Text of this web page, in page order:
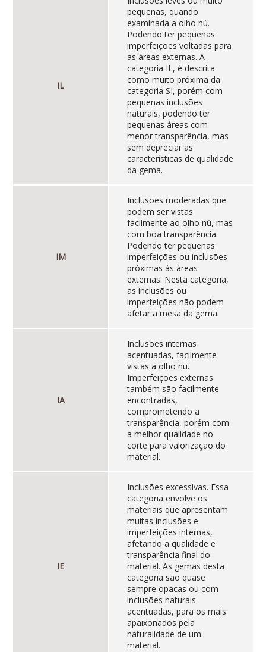
IL
pequenas, quando
examinada a olho nú.
Podendo ter pequenas
imperfeições voltadas para
as áreas externas. A
categoria IL, é descrita
como muito próxima da
categoria SI, porém com
pequenas inclusões
naturais, podendo ter
pequenas áreas com
menor transparência, mas
sem depreciar as
características de qualidade
da gema.
IM
Inclusões moderadas que
podem ser vistas
facilmente ao olho nú, mas
com boa transparência.
Podendo ter pequenas
imperfeições ou inclusões
próximas às áreas
externas. Nesta categoria,
as inclusões ou
imperfeições não podem
afetar a mesa da gema.
IA
Inclusões internas
acentuadas, facilmente
vistas a olho nu.
Imperfeições externas
também são facilmente
encontradas,
comprometendo a
transparência, porém com
a melhor qualidade no
corte para valorização do
material.
IE
Inclusões excessivas. Essa
categoria envolve os
materiais que apresentam
muitas inclusões e
imperfeições internas,
afetando a qualidade e
transparência final do
material. As gemas desta
categoria são quase
sempre opacas ou com
inclusões naturais
acentuadas, para os mais
apaixonados pela
naturalidade de um
material.